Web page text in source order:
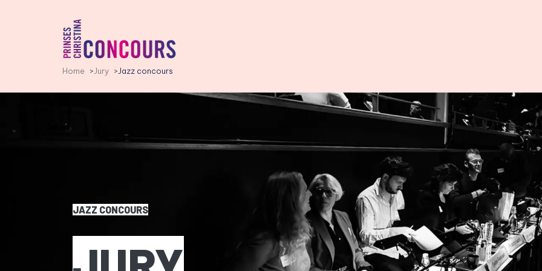
PCC LOGO, GA NAAR DE HOMEPAGE
Home Jury Jazz concours
JAZZ CONCOURS